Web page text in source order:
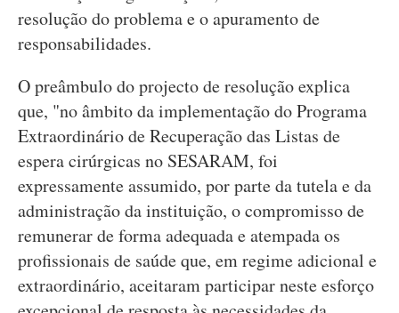
resolução do problema e o apuramento de
responsabilidades.
O preâmbulo do projecto de resolução explica
que, "no âmbito da implementação do Programa
Extraordinário de Recuperação das Listas de
espera cirúrgicas no SESARAM, foi
expressamente assumido, por parte da tutela e da
administração da instituição, o compromisso de
remunerar de forma adequada e atempada os
profissionais de saúde que, em regime adicional e
extraordinário, aceitaram participar neste esforço